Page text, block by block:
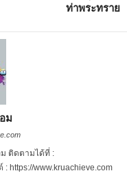
ท่าพระทราย
ม
ติดตามได้ที่ :
: https://www.kruachieve.com